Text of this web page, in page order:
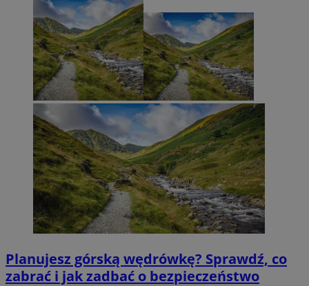
Planujesz górską wędrówkę? Sprawdź, co
zabrać i jak zadbać o bezpieczeństwo